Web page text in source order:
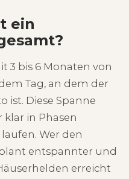
ein
3 bis 6 Monaten von
Tag, an dem der
ist. Diese Spanne
klar in Phasen
Wer den
entspannter und
erreicht